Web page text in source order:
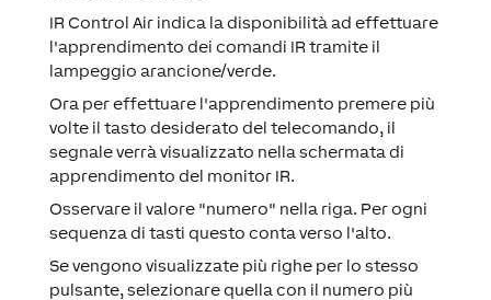
IR Control Air indica la disponibilità ad effettuare
l'apprendimento dei comandi IR tramite il
lampeggio arancione/verde.
Ora per effettuare l'apprendimento premere più
volte il tasto desiderato del telecomando, il
segnale verrà visualizzato nella schermata di
apprendimento del monitor IR.
Osservare il valore "numero" nella riga. Per ogni
sequenza di tasti questo conta verso l'alto.
Se vengono visualizzate più righe per lo stesso
pulsante, selezionare quella con il numero più